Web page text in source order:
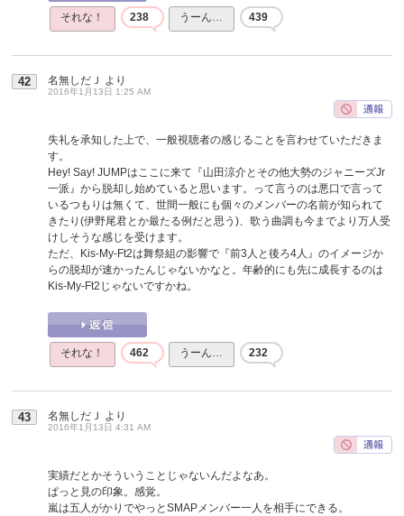
それな！ 238 うーん… 439
42 名無しだＪ より
2016年1月13日 1:25 AM
失礼を承知した上で、一般視聴者の感じることを言わせていただきま
す。
Hey! Say! JUMPはここに来て『山田涼介とその他大勢のジャニーズJr
一派』から脱却し始めていると思います。って言うのは悪口で言って
いるつもりは無くて、世間一般にも個々のメンバーの名前が知られて
きたり(伊野尾君とか最たる例だと思う)、歌う曲調も今までより万人受
けしそうな感じを受けます。
ただ、Kis-My-Ft2は舞祭組の影響で『前3人と後ろ4人』のイメージか
らの脱却が速かったんじゃないかなと。年齢的にも先に成長するのは
Kis-My-Ft2じゃないですかね。
それな！ 462 うーん… 232
43 名無しだＪ より
2016年1月13日 4:31 AM
実績だとかそういうことじゃないんだよなあ。
ぱっと見の印象。感覚。
嵐は五人がかりでやっとSMAPメンバー一人を相手にできる。